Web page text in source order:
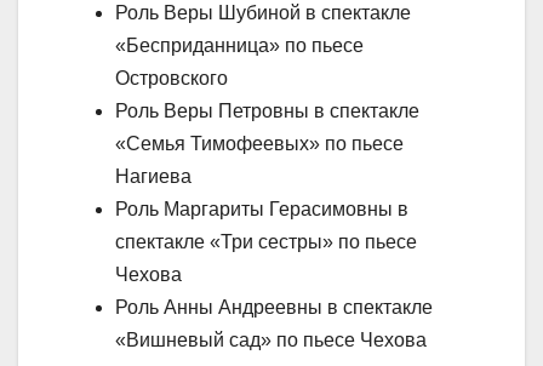
Роль Веры Шубиной в спектакле
«Бесприданница» по пьесе
Островского
Роль Веры Петровны в спектакле
«Семья Тимофеевых» по пьесе
Нагиева
Роль Маргариты Герасимовны в
спектакле «Три сестры» по пьесе
Чехова
Роль Анны Андреевны в спектакле
«Вишневый сад» по пьесе Чехова